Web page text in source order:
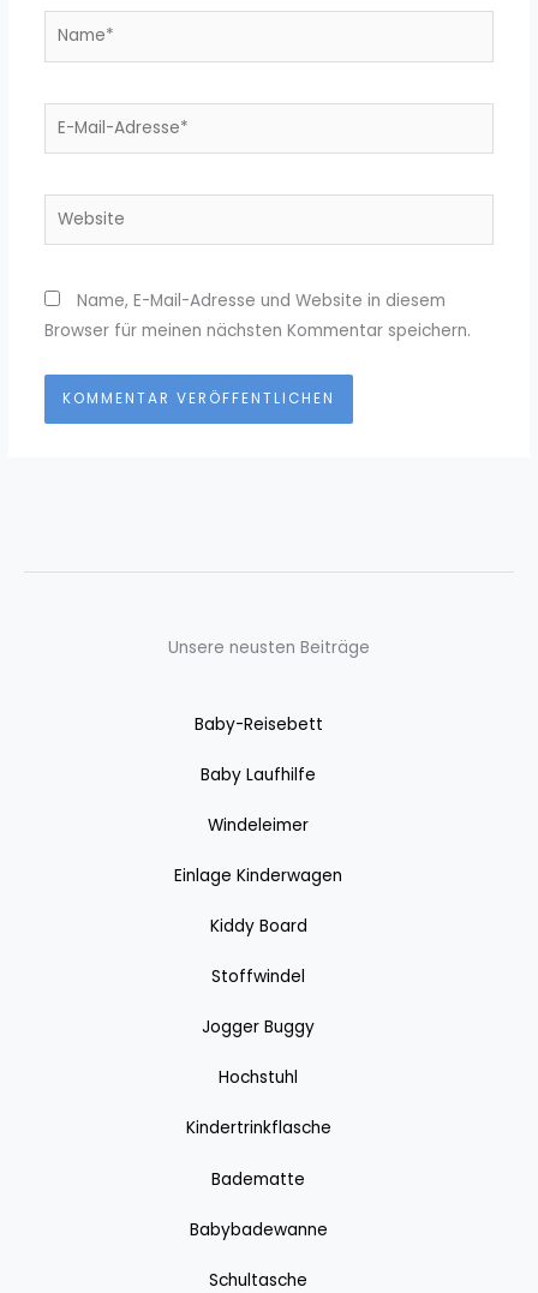
Name*
E-
Website
Name, E-Mail-Adresse und Website in diesem
Browser für meinen nächsten Kommentar speichern.
Unsere neusten Beiträge
Baby-Reisebett
Baby Laufhilfe
Windeleimer
Einlage Kinderwagen
Kiddy Board
Stoffwindel
Jogger Buggy
Hochstuhl
Kindertrinkflasche
Badematte
Babybadewanne
Schultasche